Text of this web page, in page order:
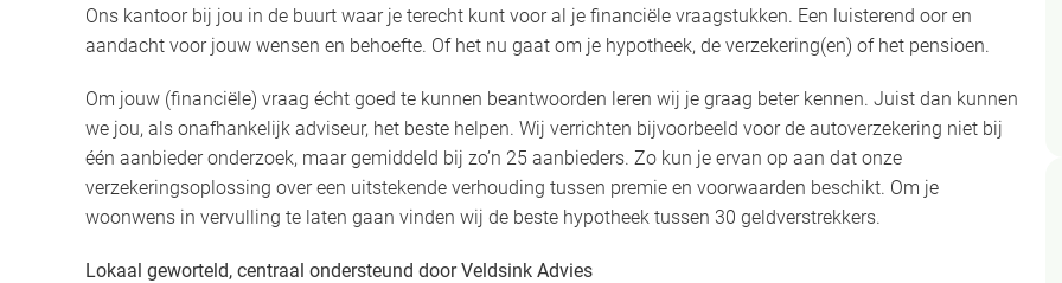
Ons kantoor bij jou in de buurt waar je terecht kunt voor al je financiële vraagstukken. Een luisterend oor en
aandacht voor jouw wensen en behoefte. Of het nu gaat om je hypotheek, de verzekering(en) of het pensioen.
Om jouw (financiële) vraag écht goed te kunnen beantwoorden leren wij je graag beter kennen. Juist dan kunnen
we jou, als onafhankelijk adviseur, het beste helpen. Wij verrichten bijvoorbeeld voor de autoverzekering niet bij
één aanbieder onderzoek, maar gemiddeld bij zo’n 25 aanbieders. Zo kun je ervan op aan dat onze
verzekeringsoplossing over een uitstekende verhouding tussen premie en voorwaarden beschikt. Om je
woonwens in vervulling te laten gaan vinden wij de beste hypotheek tussen 30 geldverstrekkers.
Lokaal geworteld, centraal ondersteund door Veldsink Advies